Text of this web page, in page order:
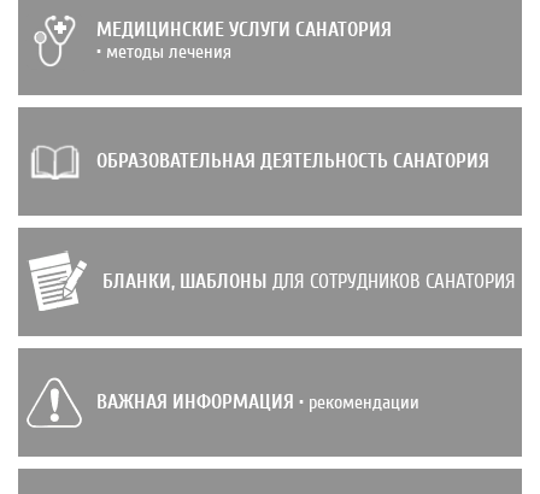
МЕДИЦИНСКИЕ УСЛУГИ САНАТОРИЯ
• методы лечения
ОБРАЗОВАТЕЛЬНАЯ ДЕЯТЕЛЬНОСТЬ САНАТОРИЯ
БЛАНКИ, ШАБЛОНЫ ДЛЯ СОТРУДНИКОВ САНАТОРИЯ
ВАЖНАЯ ИНФОРМАЦИЯ • рекомендации